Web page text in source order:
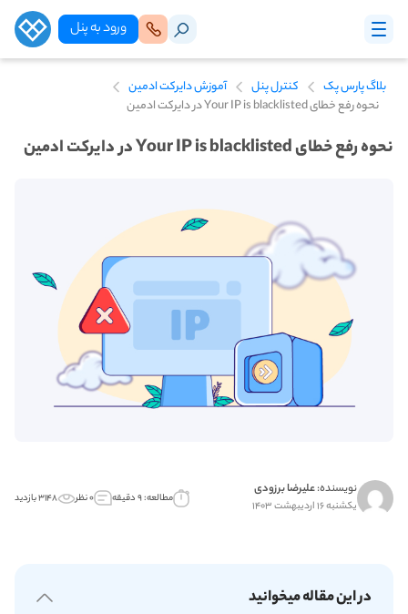
ورود‌ به‌ پنل
بلاگ پارس پک کنترل پنل
آموزش دایرکت ادمین
نحوه رفع خطای Your IP is blacklisted در دایرکت ادمین
نحوه رفع خطای Your IP is blacklisted در دایرکت ادمین
نویسنده:علیرضا برزودی
یکشنبه ۱۶ اردیبهشت ۱۴۰۳ مطالعه: ۹ دقیقه ۰ نظر ۳۱۴۸ بازدید
در این مقاله میخوانید